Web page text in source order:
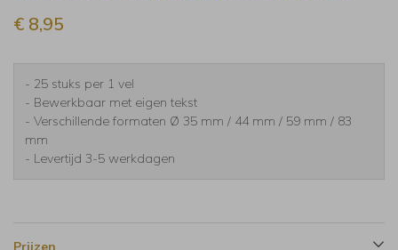
€ 8,95
- 25 stuks per 1 vel
- Bewerkbaar met eigen tekst
- Verschillende formaten Ø 35 mm / 44 mm / 59 mm / 83
mm
- Levertijd 3-5 werkdagen
Prijzen